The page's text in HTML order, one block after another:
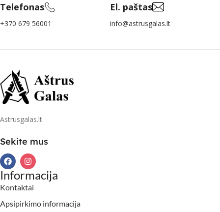
Telefonas
+370 679 56001
El. paštas
info@astrusgalas.lt
Astrusgalas.lt
Sekite mus
Informacija
Kontaktai
Apsipirkimo informacija